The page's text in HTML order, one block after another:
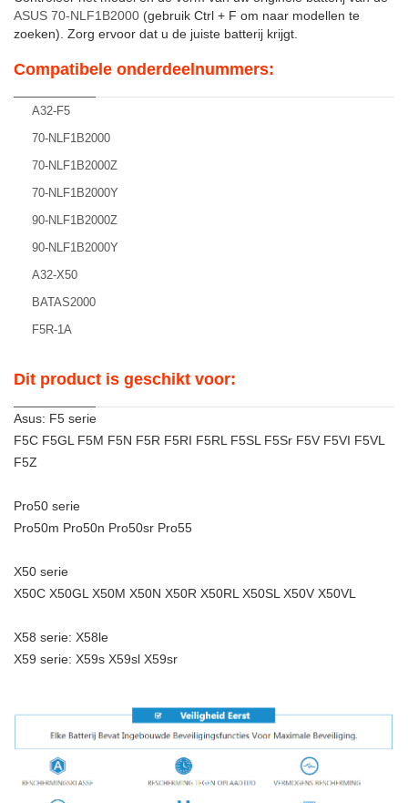
ASUS 70-NLF1B2000 (gebruik Ctrl + F om naar modellen te
zoeken). Zorg ervoor dat u de juiste batterij krijgt.
Compatibele onderdeelnummers:
A32-F5
70-NLF1B2000
70-NLF1B2000Z
70-NLF1B2000Y
90-NLF1B2000Z
90-NLF1B2000Y
A32-X50
BATAS2000
F5R-1A
Dit product is geschikt voor:
Asus: F5 serie
F5C F5GL F5M F5N F5R F5RI F5RL F5SL F5Sr F5V F5VI F5VL
F5Z
Pro50 serie
Pro50m Pro50n Pro50sr Pro55
X50 serie
X50C X50GL X50M X50N X50R X50RL X50SL X50V X50VL
X58 serie: X58le
X59 serie: X59s X59sl X59sr